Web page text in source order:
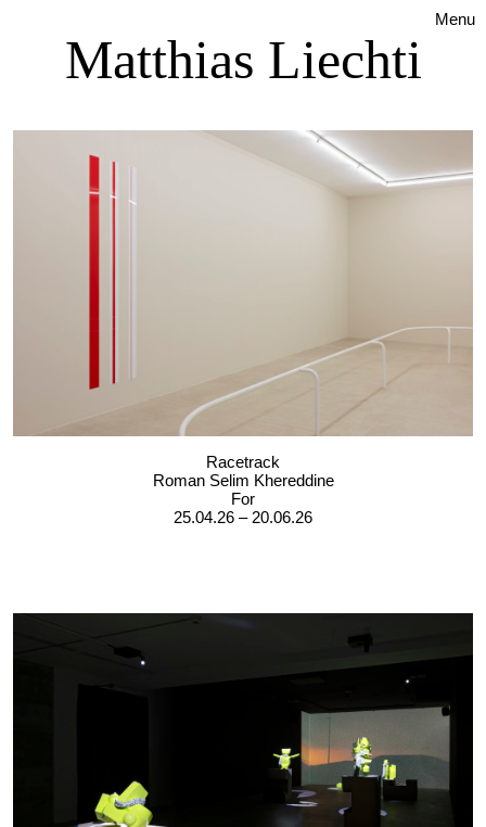
Menu
Matthias Liechti
Racetrack
Roman Selim Khereddine
For
25.04.26 – 20.06.26